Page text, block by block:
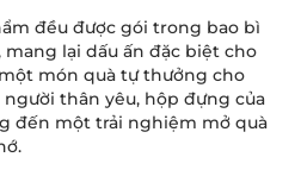
đều được gói trong bao bì
lại dấu ấn đặc biệt cho
món quà tự thưởng cho
thân yêu, hộp đựng của
đến một trải nghiệm mở quà